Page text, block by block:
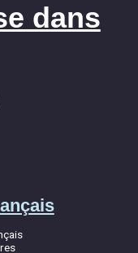
la
dans